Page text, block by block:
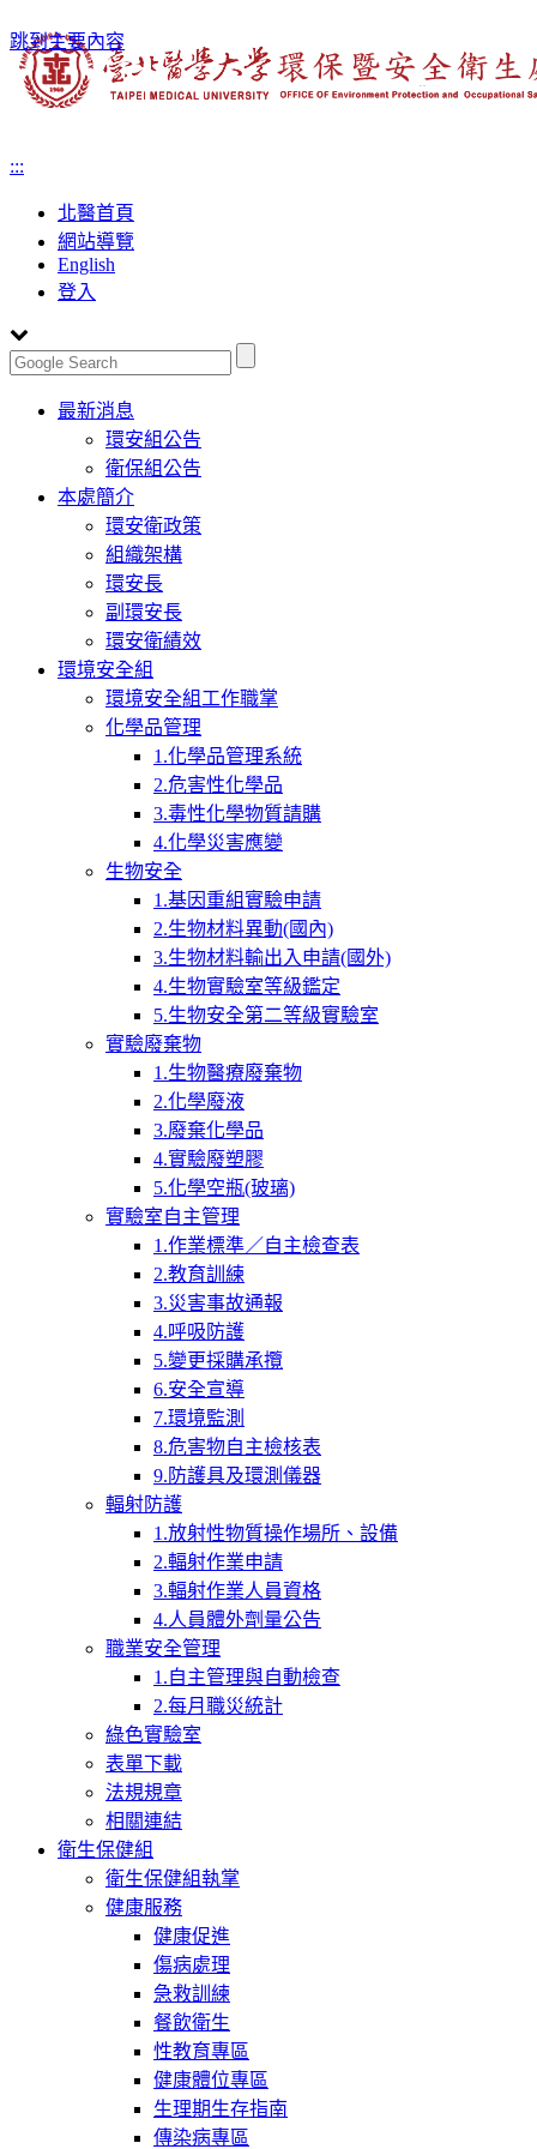
跳到主要內容
:::
北醫首頁
網站導覽
English
登入
Toggle
navigation
最新消息
環安組公告
衛保組公告
本處簡介
環安衛政策
組織架構
環安長
副環安長
環安衛績效
環境安全組
環境安全組工作職掌
化學品管理
1.化學品管理系統
2.危害性化學品
3.毒性化學物質請購
4.化學災害應變
生物安全
1.基因重組實驗申請
2.生物材料異動(國內)
3.生物材料輸出入申請(國外)
4.生物實驗室等級鑑定
5.生物安全第二等級實驗室
實驗廢棄物
1.生物醫療廢棄物
2.化學廢液
3.廢棄化學品
4.實驗廢塑膠
5.化學空瓶(玻璃)
實驗室自主管理
1.作業標準／自主檢查表
2.教育訓練
3.災害事故通報
4.呼吸防護
5.變更採購承攬
6.安全宣導
7.環境監測
8.危害物自主檢核表
9.防護具及環測儀器
輻射防護
1.放射性物質操作場所、設備
2.輻射作業申請
3.輻射作業人員資格
4.人員體外劑量公告
職業安全管理
1.自主管理與自動檢查
2.每月職災統計
綠色實驗室
表單下載
法規規章
相關連結
衛生保健組
衛生保健組執掌
健康服務
健康促進
傷病處理
急救訓練
餐飲衛生
性教育專區
健康體位專區
生理期生存指南
傳染病專區